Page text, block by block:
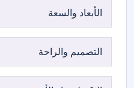
الأبعاد والسعة
التصميم والراحة